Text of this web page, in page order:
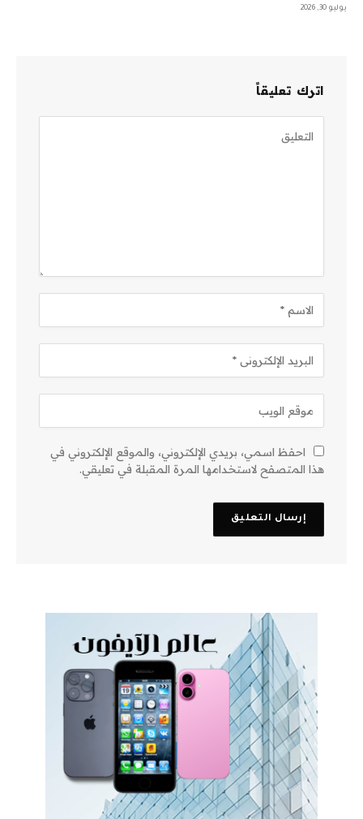
يوليو 30, 2026
اترك تعليقاً
احفظ اسمي، بريدي الإلكتروني، والموقع الإلكتروني في
هذا المتصفح لاستخدامها المرة المقبلة في تعليقي.